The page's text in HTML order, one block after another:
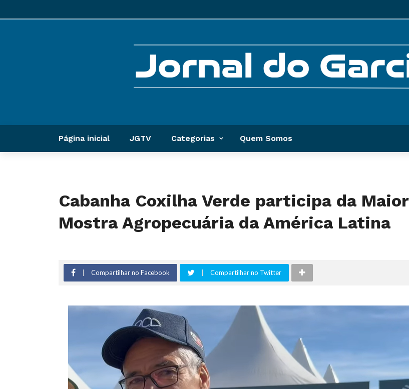
Página inicial JGTV Categorias Quem Somos
Cabanha Coxilha Verde participa da Maior
Mostra Agropecuária da América Latina
Compartilhar no Facebook Compartilhar no Twitter